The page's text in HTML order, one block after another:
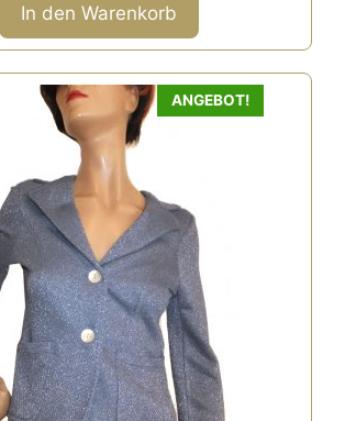
5
In den Warenkorb
ANGEBOT!